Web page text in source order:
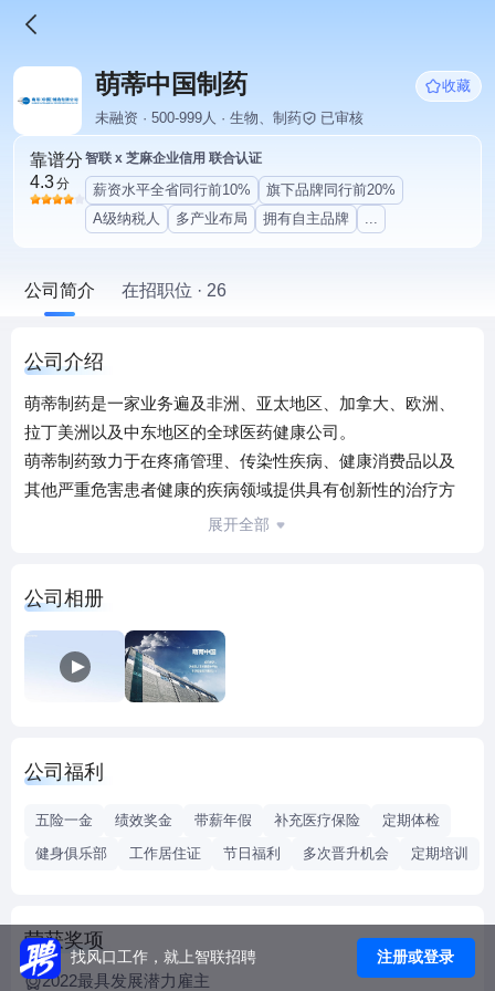
萌蒂中国制药
收藏
未融资 · 500-999人 · 生物、制药
已审核
靠谱分
4.3分
智联 x 芝麻企业信用 联合认证
薪资水平全省同行前10%
旗下品牌同行前20%
A级纳税人
多产业布局 拥有自主品牌 ...
公司简介 在招职位 · 26
公司介绍
萌蒂制药是一家业务遍及非洲、亚太地区、加拿大、欧洲、
拉丁美洲以及中东地区的全球医药健康公司。
萌蒂制药致力于在疼痛管理、传染性疾病、健康消费品以及
其他严重危害患者健康的疾病领域提供具有创新性的治疗方
案。我们的行为准则紧紧围绕着诚信和以患者为中心，这是
球）或cn.mundipharma.com（萌蒂中国）；或者拨打公司电
话：010-6563 6800（萌蒂中国）。
展开全部
公司相册
公司福利
五险一金 绩效奖金 带薪年假 补充医疗保险
定期体检
健身俱乐部
工作居住证 节日福利 多次晋升机会 定期培训
荣获奖项
2022最具发展潜力雇主
找风口工作，就上智联招聘 注册或登录